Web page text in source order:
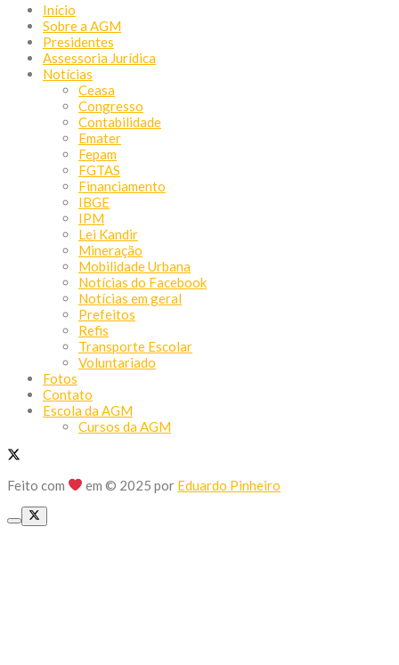
Início
Sobre a AGM
Presidentes
Assessoria Jurídica
Notícias
Ceasa
Congresso
Contabilidade
Emater
Fepam
FGTAS
Financiamento
IBGE
IPM
Lei Kandir
Mineração
Mobilidade Urbana
Notícias do Facebook
Notícias em geral
Prefeitos
Refis
Transporte Escolar
Voluntariado
Fotos
Contato
Escola da AGM
Cursos da AGM
Feito com em © 2025 por Eduardo Pinheiro